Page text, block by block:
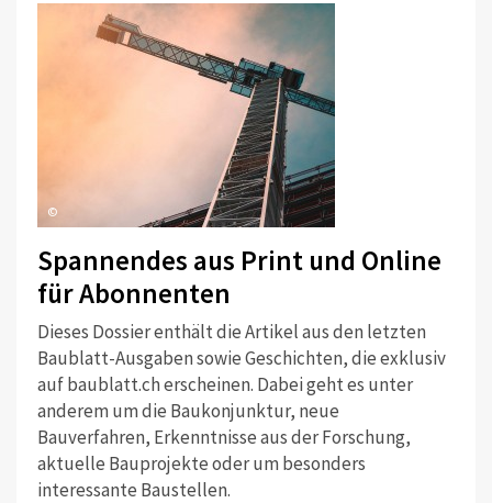
©
Spannendes aus Print und Online
für Abonnenten
Dieses Dossier enthält die Artikel aus den letzten
Baublatt-Ausgaben sowie Geschichten, die exklusiv
auf baublatt.ch erscheinen. Dabei geht es unter
anderem um die Baukonjunktur, neue
Bauverfahren, Erkenntnisse aus der Forschung,
aktuelle Bauprojekte oder um besonders
interessante Baustellen.